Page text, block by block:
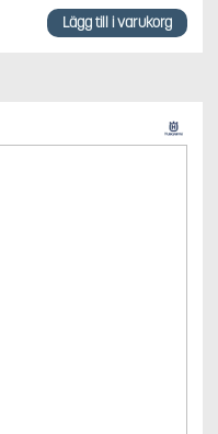
Lägg till i varukorg